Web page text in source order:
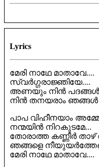
Lyrics
മേരി നാഥേ മാതാവേ....
സ്വർഗ്ഗരാജ്ഞിയേ....
അണയും നിൻ
നിൻ തനയരാം ഞങ്ങൾ
പാപ വിഹീനയാം
നന്മയിൻ നിറകുടമേ...
തോരാത്ത കണ്ണീർ താഴ്
ഞങ്ങളെ
മേരി നാഥേ മാതാവേ....